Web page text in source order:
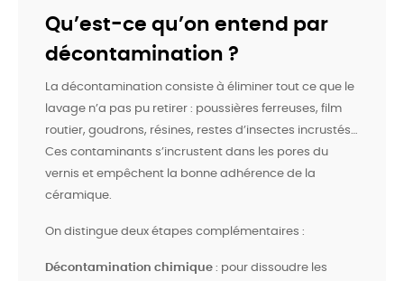
Qu’est-ce qu’on entend par
décontamination ?
La décontamination consiste à éliminer tout ce que le
lavage n’a pas pu retirer : poussières ferreuses, film
routier, goudrons, résines, restes d’insectes incrustés…
Ces contaminants s’incrustent dans les pores du
vernis et empêchent la bonne adhérence de la
céramique.
On distingue deux étapes complémentaires :
Décontamination chimique : pour dissoudre les